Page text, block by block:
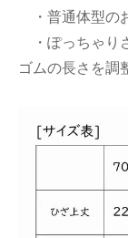
・普通体型の
・ぽっちゃり
ゴムの長さを調